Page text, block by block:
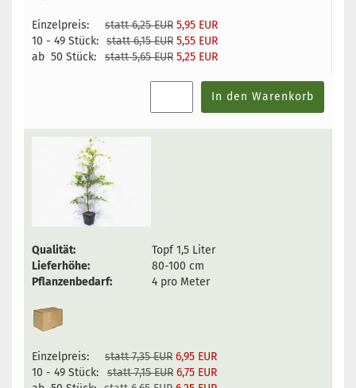
Einzelpreis: statt 6,25 EUR 5,95 EUR
10 - 49 Stück: statt 6,15 EUR 5,55 EUR
ab 50 Stück:
statt 5,65 EUR 5,25 EUR
In den Warenkorb
Qualität:
Topf 1,5 Liter
Lieferhöhe:
80-100 cm
Pflanzenbedarf:
4 pro Meter
Einzelpreis: statt 7,35 EUR 6,95 EUR
10 - 49 Stück:
statt 7,15 EUR 6,75 EUR